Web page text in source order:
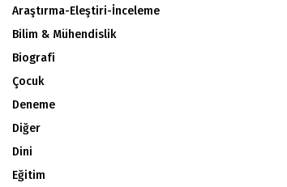
Araştırma-Eleştiri-İnceleme
Bilim & Mühendislik
Biografi
Çocuk
Deneme
Diğer
Dini
Eğitim